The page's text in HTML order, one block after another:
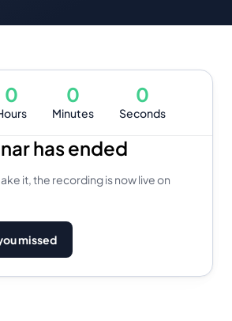
0 0
Minutes
0
Seconds
has ended
it, the recording is now live on
missed